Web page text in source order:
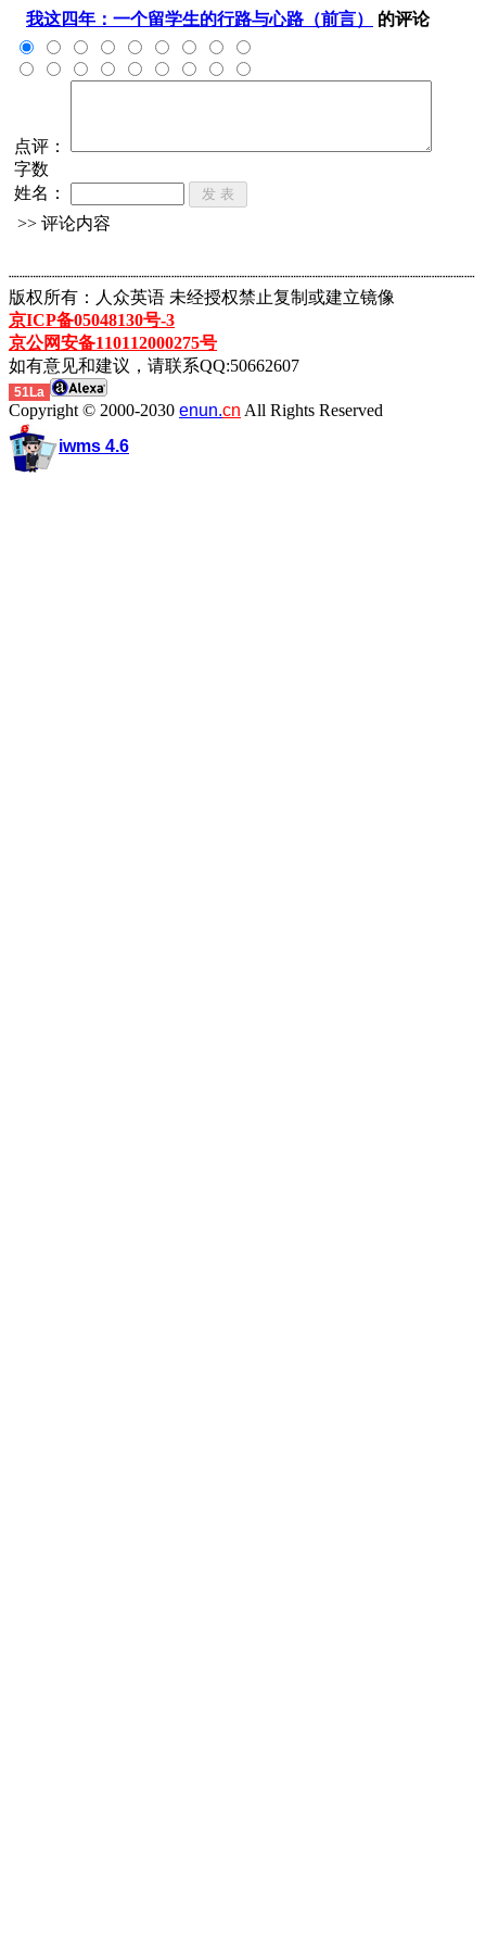
我这四年：一个留学生的行路与心路（前言） 的评论
点评：
字数
姓名：
>> 评论内容
┈┈┈┈┈┈┈┈┈┈┈┈┈┈┈┈┈┈┈┈┈┈┈┈┈┈┈┈┈┈┈┈┈┈┈┈┈┈┈┈┈┈┈
版权所有：人众英语 未经授权禁止复制或建立镜像
京ICP备05048130号-3
京公网安备110112000275号
如有意见和建议，请联系QQ:50662607
51La
Copyright © 2000-2030 enun.cn All Rights Reserved
iwms 4.6